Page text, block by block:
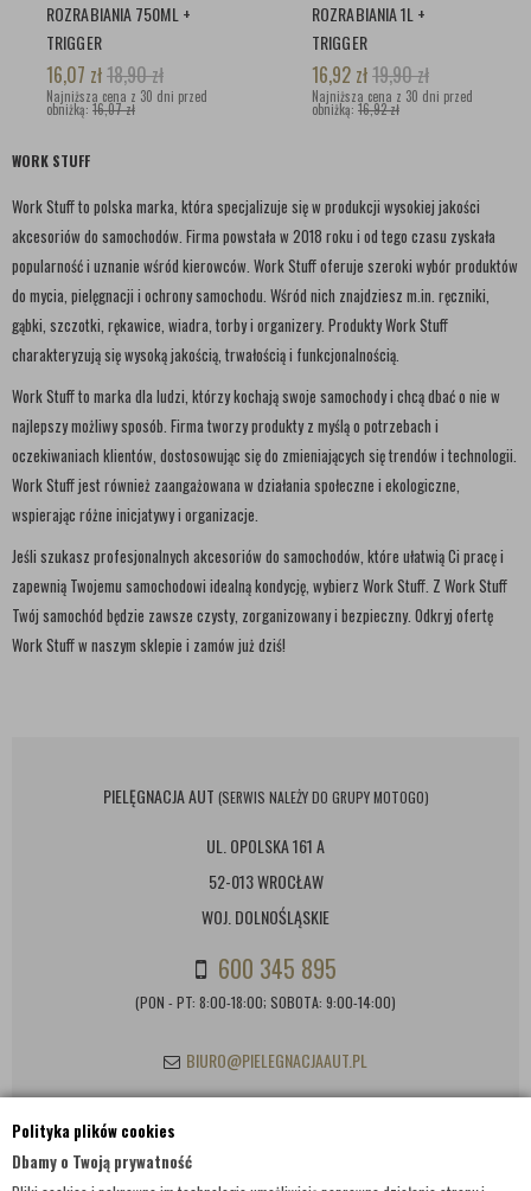
Polityka plików cookies
Dbamy o Twoją prywatność
ROZRABIANIA 750ML +
TRIGGER
16,07 zł18,90zł
Najniższa cena z 30 dni przed
obniżką: 16,07 zł
ROZRABIANIA 1L +
TRIGGER
16,92 zł19,90zł
Najniższa cena z 30 dni przed
obniżką: 16,92 zł
WORK STUFF
Work Stuff to polska marka, która specjalizuje się w produkcji wysokiej jakości
akcesoriów do samochodów. Firma powstała w 2018 roku i od tego czasu zyskała
popularność i uznanie wśród kierowców. Work Stuff oferuje szeroki wybór produktów
do mycia, pielęgnacji i ochrony samochodu. Wśród nich znajdziesz m.in. ręczniki,
gąbki, szczotki, rękawice, wiadra, torby i organizery. Produkty Work Stuff
charakteryzują się wysoką jakością, trwałością i funkcjonalnością.
Work Stuff to marka dla ludzi, którzy kochają swoje samochody i chcą dbać o nie w
najlepszy możliwy sposób. Firma tworzy produkty z myślą o potrzebach i
oczekiwaniach klientów, dostosowując się do zmieniających się trendów i technologii.
Work Stuff jest również zaangażowana w działania społeczne i ekologiczne,
wspierając różne inicjatywy i organizacje.
Jeśli szukasz profesjonalnych akcesoriów do samochodów, które ułatwią Ci pracę i
zapewnią Twojemu samochodowi idealną kondycję, wybierz Work Stuff. Z Work Stuff
Twój samochód będzie zawsze czysty, zorganizowany i bezpieczny. Odkryj ofertę
Work Stuff w naszym sklepie i zamów już dziś!
PIELĘGNACJA AUT (SERWIS NALEŻY DO GRUPY MOTOGO)
UL. OPOLSKA 161 A
52-013 WROCŁAW
WOJ. DOLNOŚLĄSKIE
600 345 895
(PON - PT: 8:00-18:00; SOBOTA: 9:00-14:00)
BIURO@PIELEGNACJAAUT.PL
INFORMACJE KONTAKTOWE